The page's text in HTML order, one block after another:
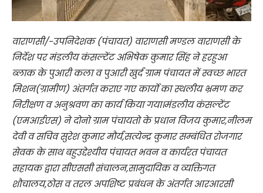
वाराणसी/-उपनिदेशक (पंचायत) वाराणसी मण्डल वाराणसी के
निर्देश पर मंडलीय कंसल्टेंट अभिषेक कुमार सिंह ने हरहुआ
ब्लाक के पुआरी कला व पुआरी खुर्द ग्राम पंचायत में स्वच्छ भारत
मिशन(ग्रामीण) अंतर्गत कराए गए कार्यो का स्थलीय भ्रमण कर
निरीक्षण व अनुश्रवण का कार्य किया गया।मंडलीय कंसल्टेंट
(एमआईएस) ने दोनो ग्राम पंचायतो के प्रधान विजय कुमार,नीलम
देवी व सचिव सुरेश कुमार मौर्य,सत्येन्द्र कुमार सम्बंधित रोजगार
सेवक के साथ बहुउद्देश्यीय पंचायत भवन व कार्यरत पंचायत
सहायक द्वारा सीएससी संचालन,सामुदायिक व व्यक्तिगत
शौचालय,ठोस व तरल अपशिष्ट प्रबंधन के अंतर्गत आरआरसी